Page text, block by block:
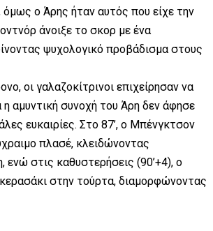
όμως ο Άρης ήταν αυτός που είχε την
άνοιξε το σκορ με ένα
ψυχολογικό προβάδισμα στους
οι γαλαζοκίτρινοι επιχείρησαν να
η αμυντική συνοχή του Άρη δεν άφησε
ευκαιρίες. Στο 87’, ο Μπένγκτσον
πλασέ, κλειδώνοντας
ενώ στις καθυστερήσεις (90’+4), ο
στην τούρτα, διαμορφώνοντας